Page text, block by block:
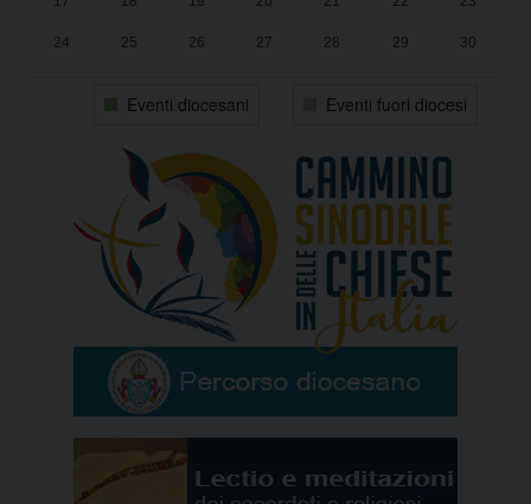
24 25 26 27 28 29 30
Eventi diocesani Eventi fuori diocesi